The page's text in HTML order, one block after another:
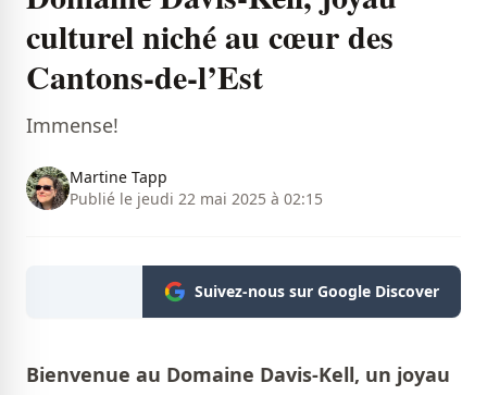
culturel niché au cœur des
Cantons-de-l’Est
Immense!
Martine Tapp
Publié le jeudi 22 mai 2025 à 02:15
Suivez-nous sur Google Discover
Bienvenue au Domaine Davis-Kell, un joyau